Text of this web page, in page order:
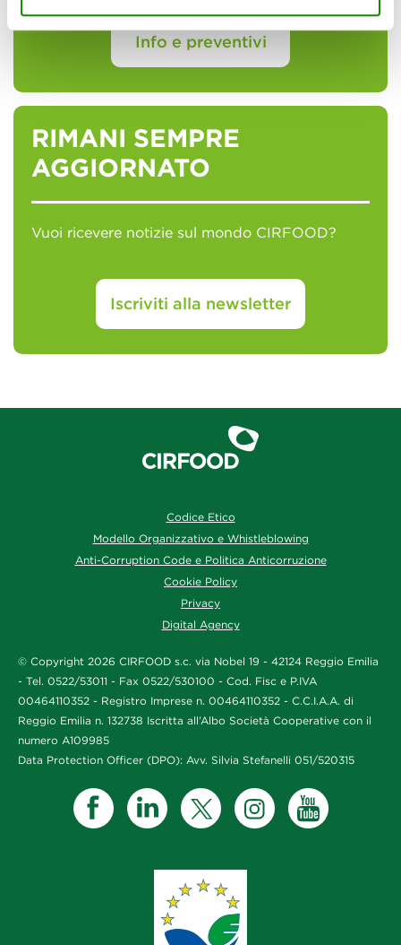
Info e preventivi
RIMANI SEMPRE
AGGIORNATO
Vuoi ricevere notizie sul mondo CIRFOOD?
Iscriviti alla newsletter
Codice Etico
Modello Organizzativo e Whistleblowing
Anti-Corruption Code e Politica Anticorruzione
Cookie Policy
Privacy
Digital Agency
© Copyright 2026 CIRFOOD s.c. via Nobel 19 - 42124 Reggio Emilia
- Tel. 0522/53011 - Fax 0522/530100 - Cod. Fisc e P.IVA
00464110352 - Registro Imprese n. 00464110352 - C.C.I.A.A. di
Reggio Emilia n. 132738 Iscritta all’Albo Società Cooperative con il
numero A109985
Data Protection Officer (DPO): Avv. Silvia Stefanelli 051/520315